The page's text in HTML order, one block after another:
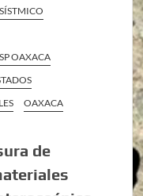
OAXACA
OAXACA
de